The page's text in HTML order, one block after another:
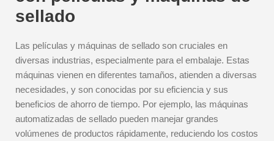
sellado
Las películas y máquinas de sellado son cruciales en
diversas industrias, especialmente para el embalaje. Estas
máquinas vienen en diferentes tamaños, atienden a diversas
necesidades, y son conocidas por su eficiencia y sus
beneficios de ahorro de tiempo. Por ejemplo, las máquinas
automatizadas de sellado pueden manejar grandes
volúmenes de productos rápidamente, reduciendo los costos